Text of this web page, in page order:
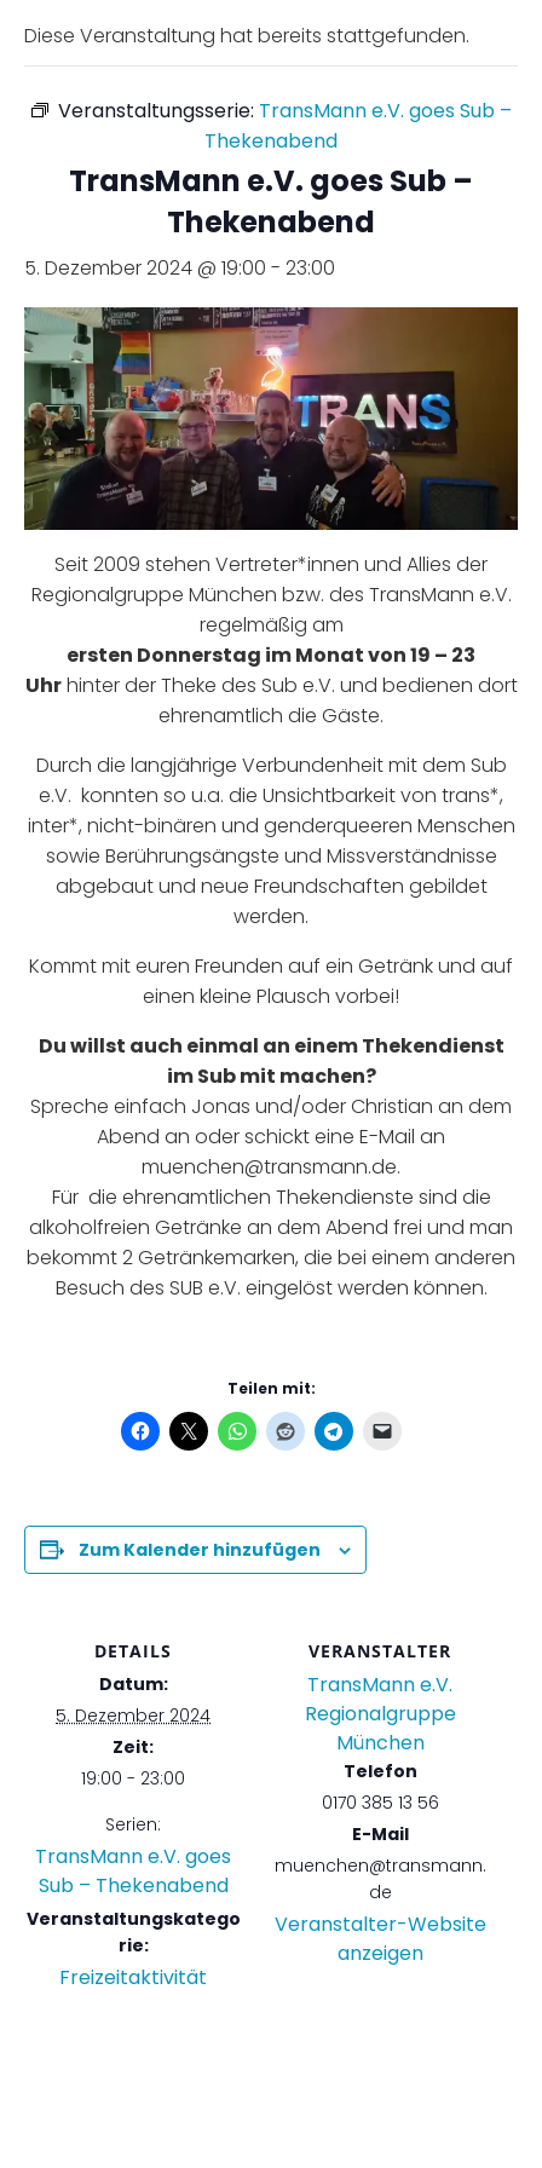
Diese Veranstaltung hat bereits stattgefunden.
Veranstaltungsserie: TransMann e.V. goes Sub –
Thekenabend
TransMann e.V. goes Sub –
Thekenabend
5. Dezember 2024 @ 19:00 - 23:00
Seit 2009 stehen Vertreter*innen und Allies der
Regionalgruppe München bzw. des TransMann e.V.
regelmäßig am
ersten Donnerstag im Monat von 19 – 23
Uhrhinter der Theke des Sub e.V. und bedienen dort
ehrenamtlich die Gäste.
Durch die langjährige Verbundenheit mit dem Sub
e.V. konnten so u.a. die Unsichtbarkeit von trans*,
inter*, nicht-binären und genderqueeren Menschen
sowie Berührungsängste und Missverständnisse
abgebaut und neue Freundschaften gebildet
werden.
Kommt mit euren Freunden auf ein Getränk und auf
einen kleine Plausch vorbei!
Du willst auch einmal an einem Thekendienst
im Sub mit machen?
Spreche einfach Jonas und/oder Christian an dem
Abend an oder schickt eine E-Mail an
muenchen@transmann.de.
Für die ehrenamtlichen Thekendienste sind die
alkoholfreien Getränke an dem Abend frei und man
bekommt 2 Getränkemarken, die bei einem anderen
Besuch des SUB e.V. eingelöst werden können.
Teilen mit:
Zum Kalender hinzufügen
DETAILS
Datum:
5. Dezember 2024
Zeit:
19:00 - 23:00
Serien:
TransMann e.V. goes
Sub – Thekenabend
Veranstaltungskatego
rie:
Freizeitaktivität
VERANSTALTER
TransMann e.V.
Regionalgruppe
München
Telefon
0170 385 13 56
E-Mail
muenchen@transmann.
de
Veranstalter-Website
anzeigen